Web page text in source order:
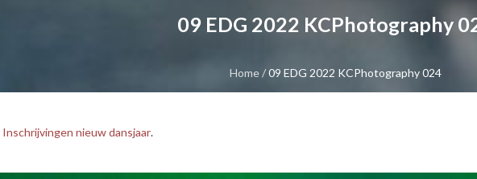
09 EDG 2022 KCPhotography
Home /09 EDG 2022 KCPhotography 024
Inschrijvingen nieuw dansjaar.